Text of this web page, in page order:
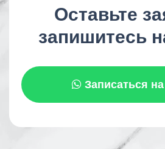
Оставьте
запишитесь
Записаться